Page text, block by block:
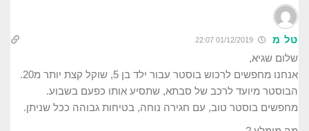
טל מ
שלום שגיא,
אנחנו מחפשים לרכוש בוסטר עבור ילד בן 5, שוקל קצת יותר מ20.
הבוסטר מיועד לרכב של סבתא, שתסיע אותו כפעם בשבוע.
מחפשים בוסטר טוב, עם חגירה נוחה, בטיחות גבוהה ככל שניתן.